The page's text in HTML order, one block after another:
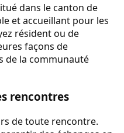
dans le canton de
et accueillant pour les
résident ou de
façons de
de la communauté
rencontres
de toute rencontre.